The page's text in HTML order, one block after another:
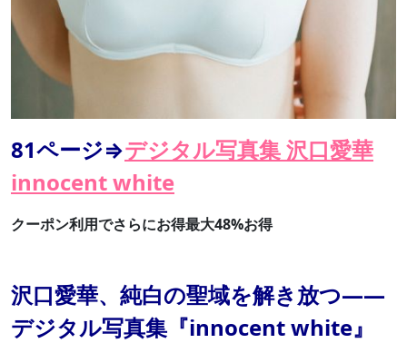
81ページ⇒デジタル写真集 沢口愛華
innocent white
クーポン利用でさらにお得最大48%お得
沢口愛華、純白の聖域を解き放つ――
デジタル写真集『innocent white』